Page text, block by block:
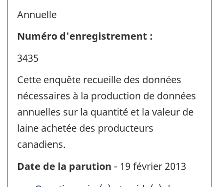
Annuelle
Numéro d'enregistrement :
3435
Cette enquête recueille des données
nécessaires à la production de données
annuelles sur la quantité et la valeur de
laine achetée des producteurs
canadiens.
Date de la parution - 19 février 2013